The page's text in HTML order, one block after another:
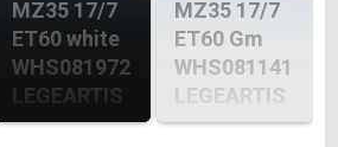
MZ35 17/7
ET60 white
WHS081972
LEGEARTIS
MZ35 17/7
ET60 Gm
WHS081141
LEGEARTIS